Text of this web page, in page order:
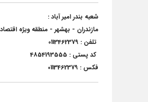
شعبه بندر امیر آباد :
مازندران - بهشهر - منطقه ویژه
تلفن : 0113462379
کد پستی : 4854193555
فکس : 0113462379